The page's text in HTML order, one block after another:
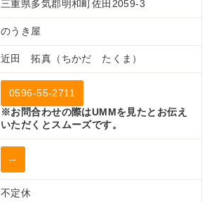
三重県多気郡明和町佐田2059-3
のうき屋
近田 拓真（ちかだ たくま）
0596-55-2711
※お問合わせの際はUMMを見たとお伝え
いただくとスムーズです。
--
不定休